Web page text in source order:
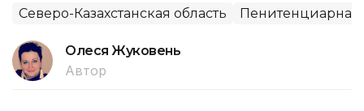
Северо-Казахстанская область Пенитенциарная
Олеся Жуковень
Автор